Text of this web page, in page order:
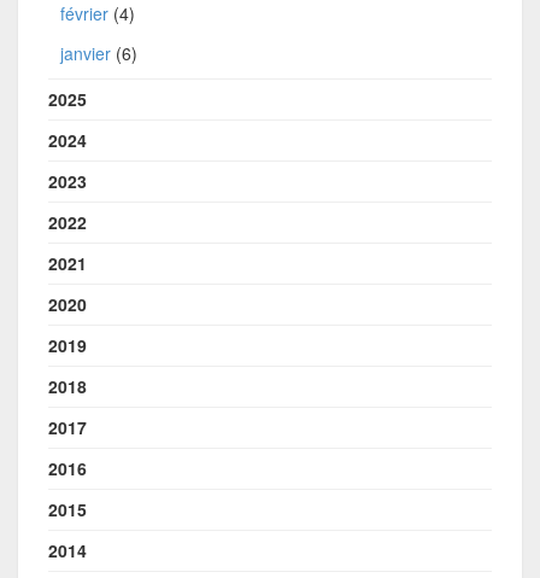
février (4)
janvier (6)
2025
2024
2023
2022
2021
2020
2019
2018
2017
2016
2015
2014